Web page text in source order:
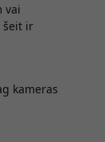
vai
šeit ir
kameras